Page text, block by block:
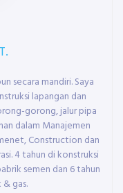
secara mandiri. Saya
lapangan dan
gorong, jalur pipa
dalam Manajemen
Construction dan
4 tahun di konstruksi
semen dan 6 tahun
gas.